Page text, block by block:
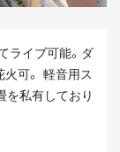
ライブ可能。ダ
可。 軽音用ス
私有しており